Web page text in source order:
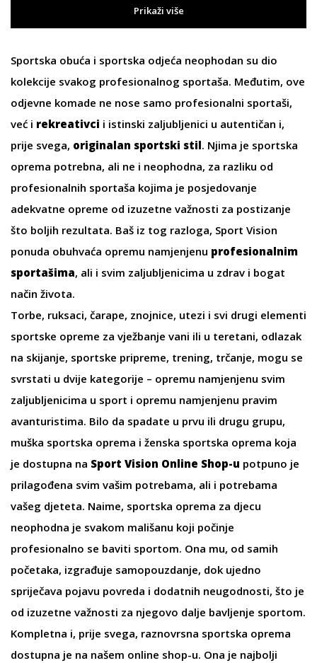
Prikaži više
Sportska obuća i sportska odjeća neophodan su dio
kolekcije svakog profesionalnog sportaša. Međutim, ove
odjevne komade ne nose samo profesionalni sportaši,
već i rekreativci i istinski zaljubljenici u autentičan i,
prije svega, originalan sportski stil. Njima je sportska
oprema potrebna, ali ne i neophodna, za razliku od
profesionalnih sportaša kojima je posjedovanje
adekvatne opreme od izuzetne važnosti za postizanje
što boljih rezultata. Baš iz tog razloga, Sport Vision
ponuda obuhvaća opremu namjenjenu profesionalnim
sportašima, ali i svim zaljubljenicima u zdrav i bogat
način života.
Torbe, ruksaci, čarape, znojnice, utezi i svi drugi elementi
sportske opreme za vježbanje vani ili u teretani, odlazak
na skijanje, sportske pripreme, trening, trčanje, mogu se
svrstati u dvije kategorije – opremu namjenjenu svim
zaljubljenicima u sport i opremu namjenjenu pravim
avanturistima. Bilo da spadate u prvu ili drugu grupu,
muška sportska oprema i ženska sportska oprema koja
je dostupna na Sport Vision Online Shop-u potpuno je
prilagođena svim vašim potrebama, ali i potrebama
vašeg djeteta. Naime, sportska oprema za djecu
neophodna je svakom mališanu koji počinje
profesionalno se baviti sportom. Ona mu, od samih
početaka, izgrađuje samopouzdanje, dok ujedno
spriječava pojavu povreda i dodatnih neugodnosti, što je
od izuzetne važnosti za njegovo dalje bavljenje sportom.
Kompletna i, prije svega, raznovrsna sportska oprema
dostupna je na našem online shop-u. Ona je najbolji